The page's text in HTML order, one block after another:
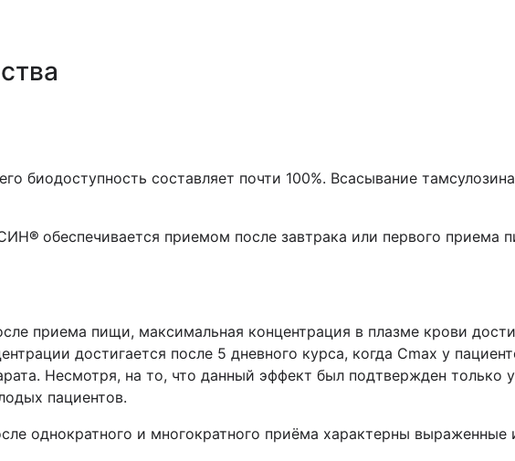
биодоступность составляет почти 100%. Всасывание
® обеспечивается приемом после завтрака или первого приема
приема пищи, максимальная концентрация в плазме крови
достигается после 5 дневного курса, когда Сmax у
Несмотря, на то, что данный эффект был подтвержден только
пациентов.
однократного и многократного приёма характерны выраженные